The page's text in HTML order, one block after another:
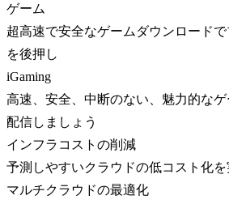
ゲーム
超高速で安全なゲームダウンロード
を後押し
iGaming
高速、安全、中断のない、魅力的な
配信しましょう
インフラコストの削減
予測しやすいクラウドの低コスト化を
マルチクラウドの最適化